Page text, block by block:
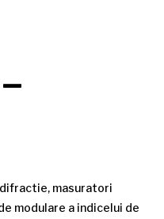
masuratori
modulare a indicelui de